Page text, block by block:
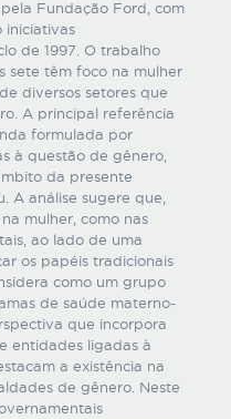
Fundação Ford, com
iniciativas
de 1997. O trabalho
sete têm foco na mulher
diversos setores que
A principal referência
formulada por
à questão de gênero,
da presente
A análise sugere que,
mulher, como nas
ao lado de uma
os papéis tradicionais
como um grupo
de saúde materno-
que incorpora
entidades ligadas à
a existência na
de gênero. Neste